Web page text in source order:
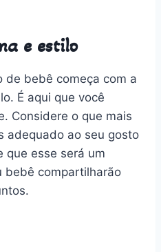
e estilo
de bebê começa com a
É aqui que você
Considere o que mais
adequado ao seu gosto
que esse será um
bebê compartilharão